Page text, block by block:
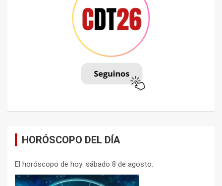
HORÓSCOPO DEL DÍA
El horóscopo de hoy: sábado 8 de agosto.